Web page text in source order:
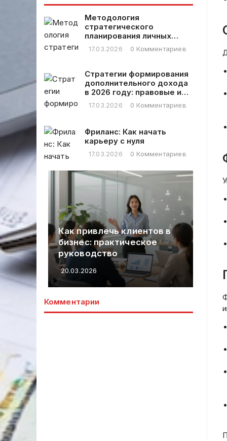
текста.
Методология
стратегического
планирования личных
финансовых расходов
17.03.2026 0 Комментариев
Стратегии формирования
дополнительного дохода
в 2026 году: правовые и
практические аспекты
17.03.2026 0 Комментариев
Фриланс: Как начать
карьеру с нуля
17.03.2026 0 Комментариев
Как привлечь клиентов в
бизнес: практическое
руководство
20.03.2026
Комментарии